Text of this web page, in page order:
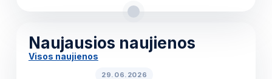
Naujausios naujienos
Visos naujienos
29.06.2026